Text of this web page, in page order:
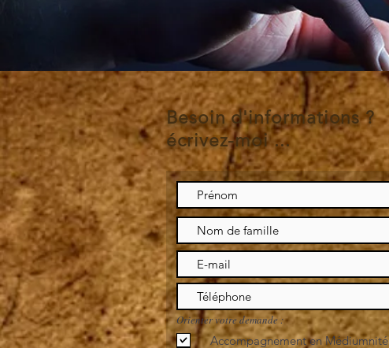
Besoin d'informations ?
écrivez-moi ...
Orienter votre demande :
Accompagnement en Médiumnité